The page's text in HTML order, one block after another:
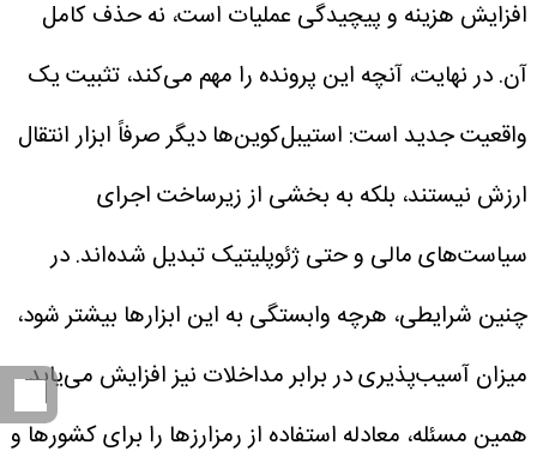
افزایش هزینه و پیچیدگی عملیات است، نه حذف کامل
آن.در نهایت، آنچه این پرونده را مهم می‌کند، تثبیت یک
واقعیت جدید است: استیبل‌کوین‌ها دیگر صرفاً ابزار انتقال
ارزش نیستند، بلکه به بخشی از زیرساخت اجرای
سیاست‌های مالی و حتی ژئوپلیتیک تبدیل شده‌اند. در
چنین شرایطی، هرچه وابستگی به این ابزارها بیشتر شود،
میزان آسیب‌پذیری در برابر مداخلات نیز افزایش می‌یابد.
همین مسئله، معادله استفاده از رمزارزها را برای کشورها و